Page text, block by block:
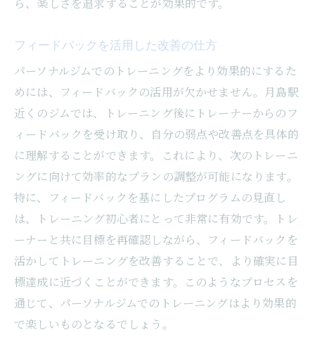
ら、楽しさを追求することが効果的です。
フィードバックを活用した改善の仕方
パーソナルジムでのトレーニングをより効果的にするた
めには、フィードバックの活用が欠かせません。月島駅
近くのジムでは、トレーニング後にトレーナーからのフ
ィードバックを受け取り、自分の弱点や改善点を具体的
に理解することができます。これにより、次のトレーニ
ングに向けて効率的なプランの調整が可能になります。
特に、フィードバックを基にしたプログラムの見直し
は、トレーニング初心者にとって非常に有効です。トレ
ーナーと共に目標を再確認しながら、フィードバックを
活かしてトレーニングを改善することで、より確実に目
標達成に近づくことができます。このようなプロセスを
通じて、パーソナルジムでのトレーニングはより効果的
で楽しいものとなるでしょう。